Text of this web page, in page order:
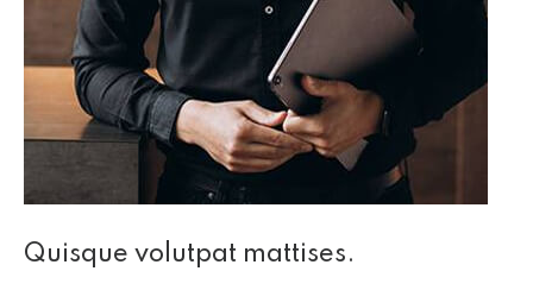
Quisque volutpat mattises.